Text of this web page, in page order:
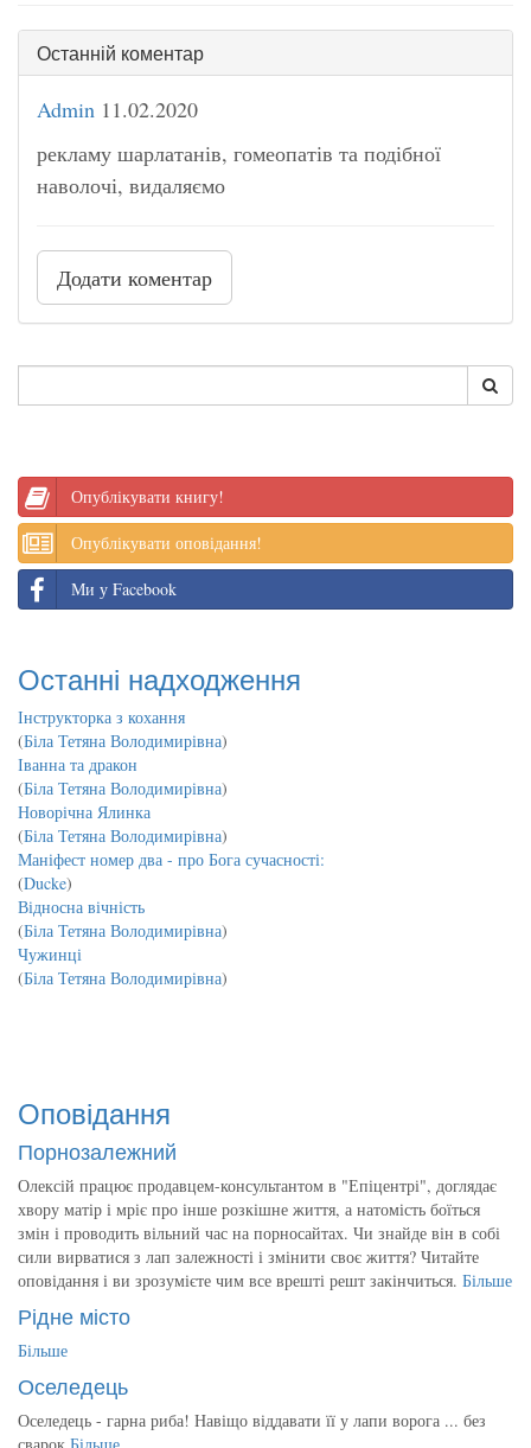
Останній коментар
Admin 11.02.2020
рекламу шарлатанів, гомеопатів та подібної
наволочі, видаляємо
Додати коментар
Опублікувати книгу!
Опублікувати оповідання!
Ми у Facebook
Останні надходження
Інструкторка з кохання
(Біла Тетяна Володимирівна)
Іванна та дракон
(Біла Тетяна Володимирівна)
Новорічна Ялинка
(Біла Тетяна Володимирівна)
Маніфест номер два - про Бога сучасності:
(Ducke)
Відносна вічність
(Біла Тетяна Володимирівна)
Чужинці
(Біла Тетяна Володимирівна)
Оповідання
Порнозалежний
Олексій працює продавцем-консультантом в "Епіцентрі", доглядає
хвору матір і мріє про інше розкішне життя, а натомість боїться
змін і проводить вільний час на порносайтах. Чи знайде він в собі
сили вирватися з лап залежності і змінити своє життя? Читайте
оповідання і ви зрозумієте чим все врешті решт закінчиться. Більше
Рідне місто
Більше
Оселедець
Оселедець - гарна риба! Навіщо віддавати її у лапи ворога ... без
сварок Більше